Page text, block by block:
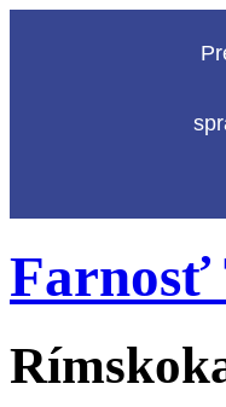
Farnosť